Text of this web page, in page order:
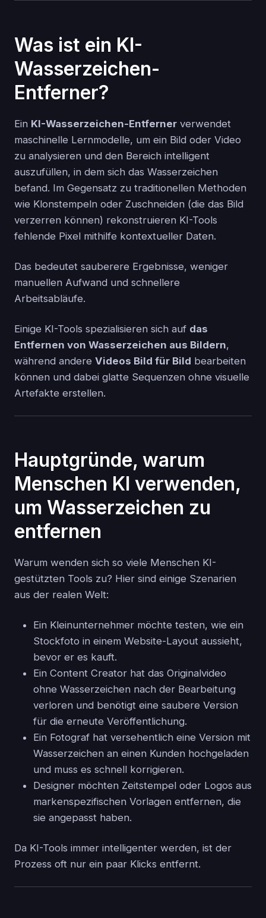
Was ist ein KI-
Wasserzeichen-
Entferner?
Ein KI-Wasserzeichen-Entferner verwendet
maschinelle Lernmodelle, um ein Bild oder Video
zu analysieren und den Bereich intelligent
auszufüllen, in dem sich das Wasserzeichen
befand. Im Gegensatz zu traditionellen Methoden
wie Klonstempeln oder Zuschneiden (die das Bild
verzerren können) rekonstruieren KI-Tools
fehlende Pixel mithilfe kontextueller Daten.
Das bedeutet sauberere Ergebnisse, weniger
manuellen Aufwand und schnellere
Arbeitsabläufe.
Einige KI-Tools spezialisieren sich auf das
Entfernen von Wasserzeichen aus Bildern,
während andere Videos Bild für Bild bearbeiten
können und dabei glatte Sequenzen ohne visuelle
Artefakte erstellen.
Hauptgründe, warum
Menschen KI verwenden,
um Wasserzeichen zu
entfernen
Warum wenden sich so viele Menschen KI-
gestützten Tools zu? Hier sind einige Szenarien
aus der realen Welt:
Ein Kleinunternehmer möchte testen, wie ein
Stockfoto in einem Website-Layout aussieht,
bevor er es kauft.
Ein Content Creator hat das Originalvideo
ohne Wasserzeichen nach der Bearbeitung
verloren und benötigt eine saubere Version
für die erneute Veröffentlichung.
Ein Fotograf hat versehentlich eine Version mit
Wasserzeichen an einen Kunden hochgeladen
und muss es schnell korrigieren.
Designer möchten Zeitstempel oder Logos aus
markenspezifischen Vorlagen entfernen, die
sie angepasst haben.
Da KI-Tools immer intelligenter werden, ist der
Prozess oft nur ein paar Klicks entfernt.